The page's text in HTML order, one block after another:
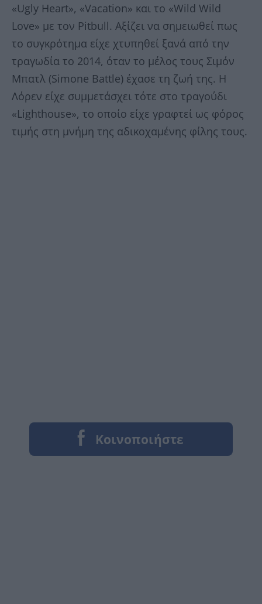
«Ugly Heart», «Vacation» και το «Wild Wild
Love» με τον Pitbull. Αξίζει να σημειωθεί πως
το συγκρότημα είχε χτυπηθεί ξανά από την
τραγωδία το 2014, όταν το μέλος τους Σιμόν
Μπατλ (Simone Battle) έχασε τη ζωή της. Η
Λόρεν είχε συμμετάσχει τότε στο τραγούδι
«Lighthouse», το οποίο είχε γραφτεί ως φόρος
τιμής στη μνήμη της αδικοχαμένης φίλης τους.